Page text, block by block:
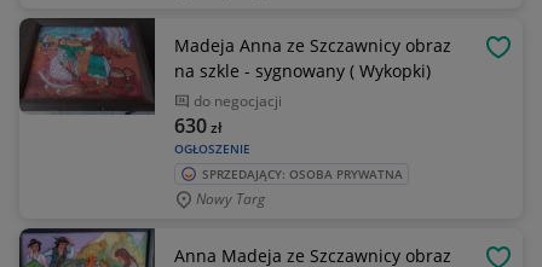
Madeja Anna ze Szczawnicy obraz
na szkle - sygnowany ( Wykopki)
do negocjacji
OGŁOSZENIE
630zł
SPRZEDAJĄCY: OSOBA PRYWATNA
Nowy Targ
Anna Madeja ze Szczawnicy obraz